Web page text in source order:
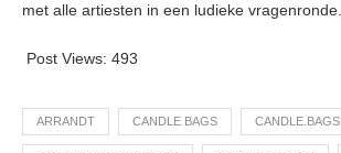
met alle artiesten in een ludieke vragenronde.
Post Views: 493
ARRANDT CANDLE BAGS CANDLE.BAGS